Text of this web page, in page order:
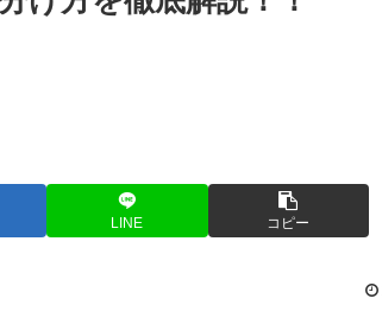
LINE コピー